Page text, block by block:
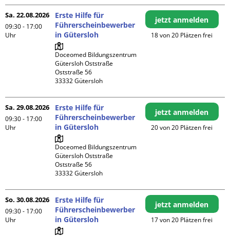
Sa. 22.08.2026
09:30 - 17:00
Uhr
Erste Hilfe für
Führerscheinbewerber
in Gütersloh
Doceomed Bildungszentrum
Gütersloh Oststraße
Oststraße 56
jetzt anmelden
18 von 20 Plätzen frei
Sa. 29.08.2026
09:30 - 17:00
Uhr
Erste Hilfe für
Führerscheinbewerber
in Gütersloh
Doceomed Bildungszentrum
Gütersloh Oststraße
Oststraße 56
jetzt anmelden
20 von 20 Plätzen frei
So. 30.08.2026
09:30 - 17:00
Uhr
Erste Hilfe für
Führerscheinbewerber
in Gütersloh
jetzt anmelden
17 von 20 Plätzen frei